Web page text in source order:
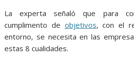
La experta señaló que para
cumplimento de objetivos, con el
entorno, se necesita en las
estas 8 cualidades.